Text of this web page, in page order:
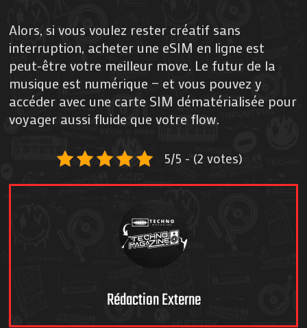
Alors, si vous voulez rester créatif sans
interruption, acheter une eSIM en ligne est
peut-être votre meilleur move. Le futur de la
musique est numérique — et vous pouvez y
accéder avec une carte SIM dématérialisée pour
voyager aussi fluide que votre flow.
5/5 - (2 votes)
Rédaction Externe